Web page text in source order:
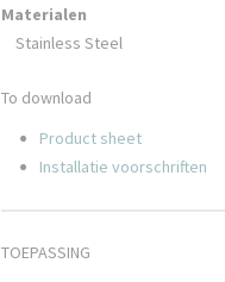
Materialen
Stainless Steel
To download
Product sheet
Installatie voorschriften
TOEPASSING